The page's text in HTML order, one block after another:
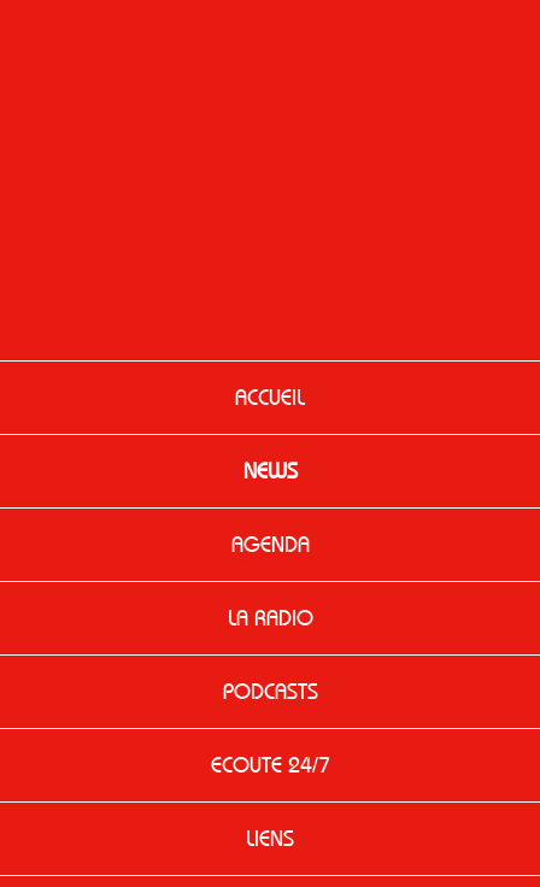
ACCUEIL
NEWS
AGENDA
LA RADIO
PODCASTS
ECOUTE 24/7
LIENS